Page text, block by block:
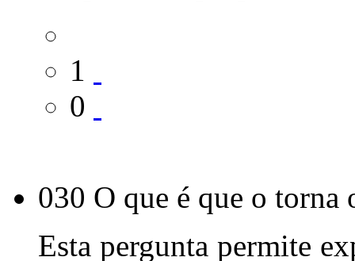
1
0
030 O que é que o torna
Esta pergunta permite